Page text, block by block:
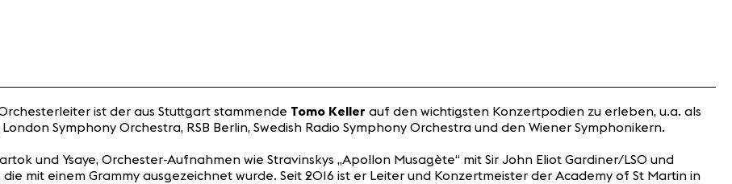
ist der aus Stuttgart stammende Tomo Keller auf den wichtigsten Konzertpodien zu erleben, u.a. als
Symphony Orchestra, RSB Berlin, Swedish Radio Symphony Orchestra und den Wiener Symphonikern.
und Ysaye, Orchester-Aufnahmen wie Stravinskys „Apollon Musagète“ mit Sir John Eliot Gardiner/LSO und
die mit einem Grammy ausgezeichnet wurde. Seit 2016 ist er Leiter und Konzertmeister der Academy of St Martin in